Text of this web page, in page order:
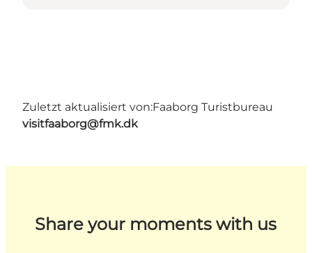
Zuletzt aktualisiert von:Faaborg Turistbureau
visitfaaborg@fmk.dk
Share your moments with us